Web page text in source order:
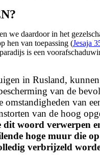
we daardoor in het
hen van toepassing (Jesaja
is een
in Rusland,
van de
omstandigheden van
van de hoog
dit woord verwerpen
hoge muur die
verbrijzeld